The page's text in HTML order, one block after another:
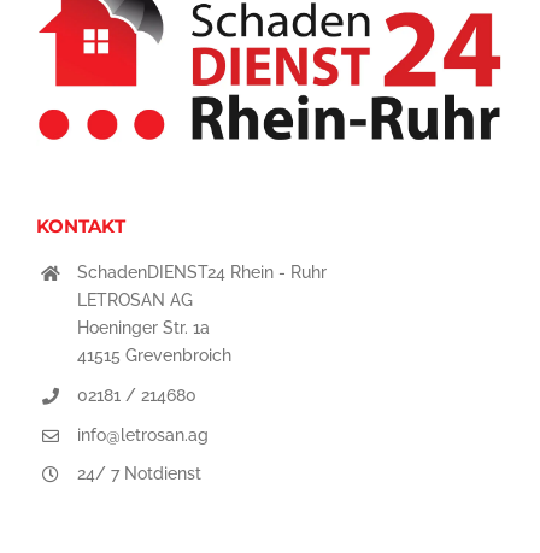
KONTAKT
SchadenDIENST24 Rhein - Ruhr
LETROSAN AG
Hoeninger Str. 1a
41515 Grevenbroich
02181 / 214680
info@letrosan.ag
24/ 7 Notdienst